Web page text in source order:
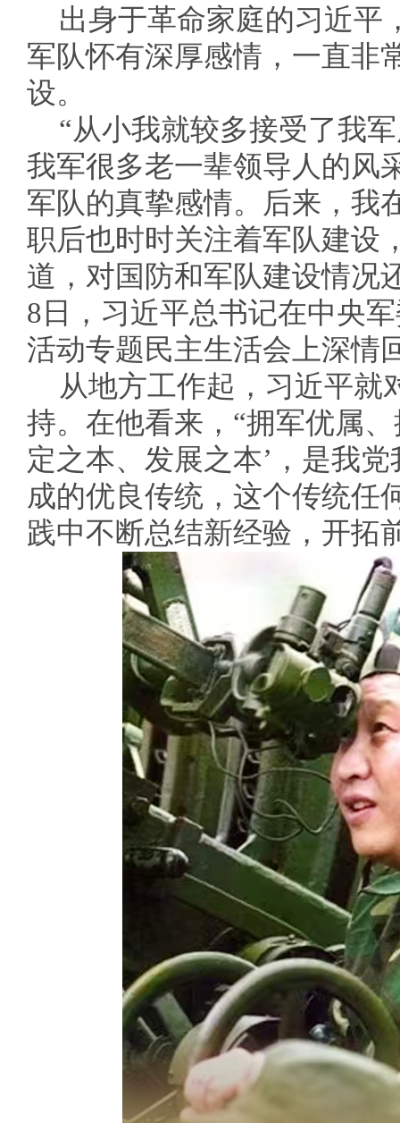
出身于革命家庭的习近平
军队怀有深厚感情，一直非
设。
“从小我就较多接受了我
我军很多老一辈领导人的风
军队的真挚感情。后来，我
职后也时时关注着军队建设
道，对国防和军队建设情况
8日，习近平总书记在中央
活动专题民主生活会上深情
从地方工作起，习近平就
持。在他看来，“拥军优属
定之本、发展之本’，是我
成的优良传统，这个传统任
践中不断总结新经验，开拓